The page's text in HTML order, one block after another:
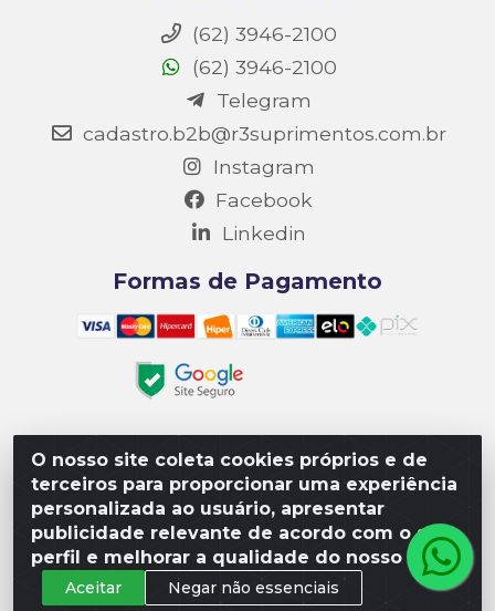
O nosso site coleta cookies próprios e de
terceiros para proporcionar uma experiência
personalizada ao usuário, apresentar
publicidade relevante de acordo com o seu
perfil e melhorar a qualidade do nosso site.
Aceitar Negar não essenciais
(62) 3946-2100
(62) 3946-2100
Telegram
cadastro.b2b@r3suprimentos.com.br
Instagram
Facebook
Linkedin
Formas de Pagamento
Matriz R3 Suprimentos - Rua 14, Polo Empresarial Goiás
– Etapa III, Quadra: 15; Lote 04, Aparecida de
Goiânia/GO, CEP 74985-182. - CNPJ 10.641.901/0001-16